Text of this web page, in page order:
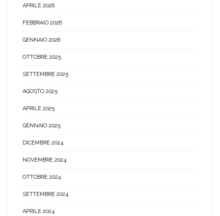
APRILE 2026
FEBBRAIO 2026
GENNAIO 2026
OTTOBRE 2025
SETTEMBRE 2025
AGOSTO 2025
APRILE 2025
GENNAIO 2025
DICEMBRE 2024
NOVEMBRE 2024
OTTOBRE 2024
SETTEMBRE 2024
APRILE 2024